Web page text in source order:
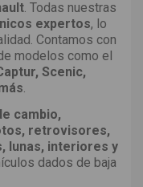
. Todas nuestras
expertos, lo
Contamos con
modelos como el
Scenic,
cambio,
retrovisores,
lunas, interiores y
dados de baja